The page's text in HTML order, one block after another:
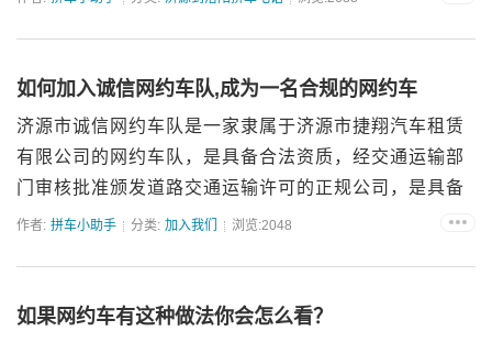
如何加入诚信网约车队,成为一名合规的网约车
济源市诚信网约车队是一家隶属于济源市捷翔汽车租赁
有限公司的网约车队，是具备合法资质，经交通运输部
门审核批准颁发道路交通运输许可的正规公司，是具备
实际运力的，值得信赖的车队。主要承接业务有：济源
作者: 拼车小助手 分类: 加入我们 浏览:2048
如果网约车有这种做法你会怎么看？